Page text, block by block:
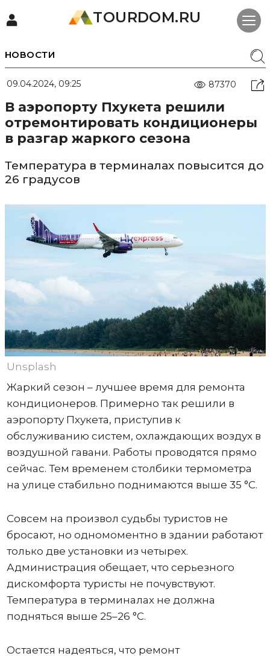
TOURDOM.RU
НОВОСТИ
09.04.2024, 09:25 87370
В аэропорту Пхукета решили
отремонтировать кондиционеры
в разгар жаркого сезона
Температура в терминалах повысится до
26 градусов
Unsplash
Жаркий сезон – лучшее время для ремонта
кондиционеров. Примерно так решили в
аэропорту Пхукета, приступив к
обслуживанию систем, охлаждающих воздух в
воздушной гавани. Работы проводятся прямо
сейчас. Тем временем столбики термометра
на улице стабильно поднимаются выше 35 °C.
Совсем на произвол судьбы туристов не
бросают, но одномоментно в здании работают
только две установки из четырех.
Администрация обещает, что серьезного
дискомфорта туристы не почувствуют.
Температура в терминалах не должна
подняться выше 25–26 °C.
Остается надеяться, что ремонт